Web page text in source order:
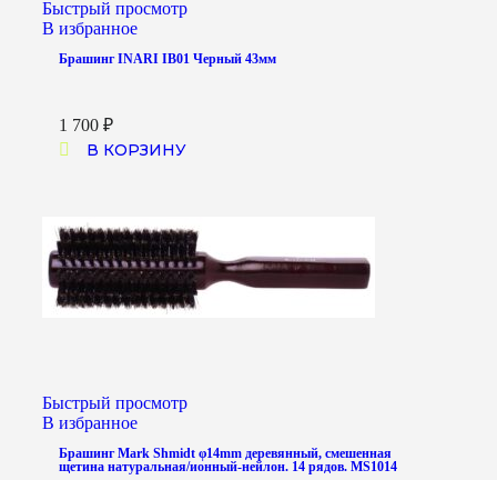
Быстрый просмотр
В избранное
Брашинг INARI IB01 Черный 43мм
1 700 ₽
В КОРЗИНУ
Быстрый просмотр
В избранное
Брашинг Mark Shmidt φ14mm деревянный, смешенная
щетина натуральная/ионный-нейлон. 14 рядов. MS1014